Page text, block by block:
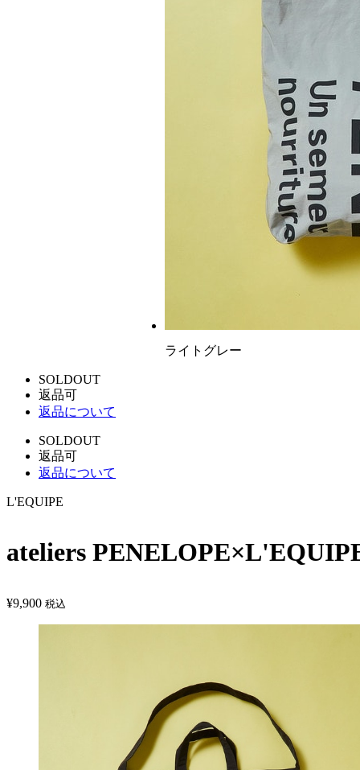
ライトグレー
SOLDOUT
返品可
返品について
SOLDOUT
返品可
返品について
L'EQUIPE
ateliers
¥9,900 税込